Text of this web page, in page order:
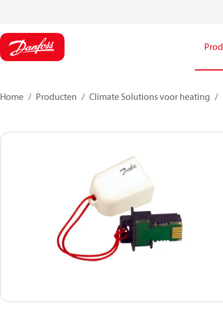
Home Producten Climate Solutions voor heating